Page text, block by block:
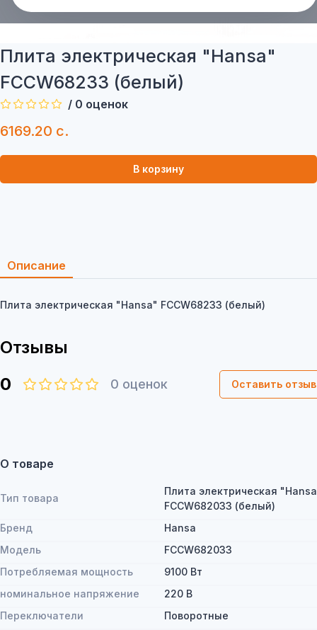
Плита электрическая "Hansa"
FCCW68233 (белый)
/ 0 оценок
6169.20 с.
В корзину
Описание
Плита электрическая "Hansa" FCCW68233 (белый)
Отзывы
0
0 оценок Оставить отзыв
О товаре
Тип товара
Плита электрическая
FCCW682033 (белый)
Бренд
Hansa
Модель
FCCW682033
Потребляемая мощность
9100 Вт
номинальное напряжение
220 В
Переключатели
Поворотные